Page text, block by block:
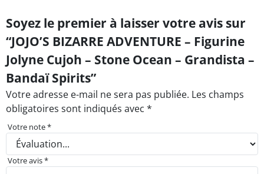
Soyez le premier à laisser votre avis sur
“JOJO’S BIZARRE ADVENTURE – Figurine
Jolyne Cujoh – Stone Ocean – Grandista –
Bandaï Spirits”
Votre adresse e-mail ne sera pas publiée. Les champs
obligatoires sont indiqués avec *
Votre note*
Votre avis*